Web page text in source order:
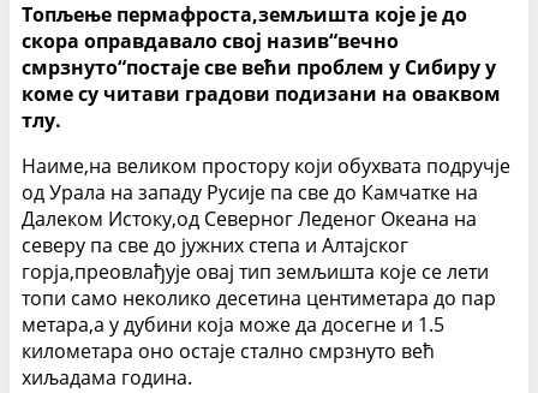
Топљење пермафроста,земљишта које је до
скора оправдавало свој назив“вечно
смрзнуто“постаје све већи проблем у Сибиру у
коме су читави градови подизани на оваквом
тлу.
Наиме,на великом простору који обухвата подручје
од Урала на западу Русије па све до Камчатке на
Далеком Истоку,од Северног Леденог Океана на
северу па све до јужних степа и Алтајског
горја,преовлађује овај тип земљишта које се лети
топи само неколико десетина центиметара до пар
метара,а у дубини која може да досегне и 1.5
километара оно остаје стално смрзнуто већ
хиљадама година.